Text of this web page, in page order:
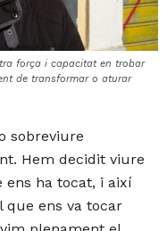
força i capacitat en trobar
de transformar o aturar
sobreviure
Hem decidit viure
ha tocat, i així
ens va tocar